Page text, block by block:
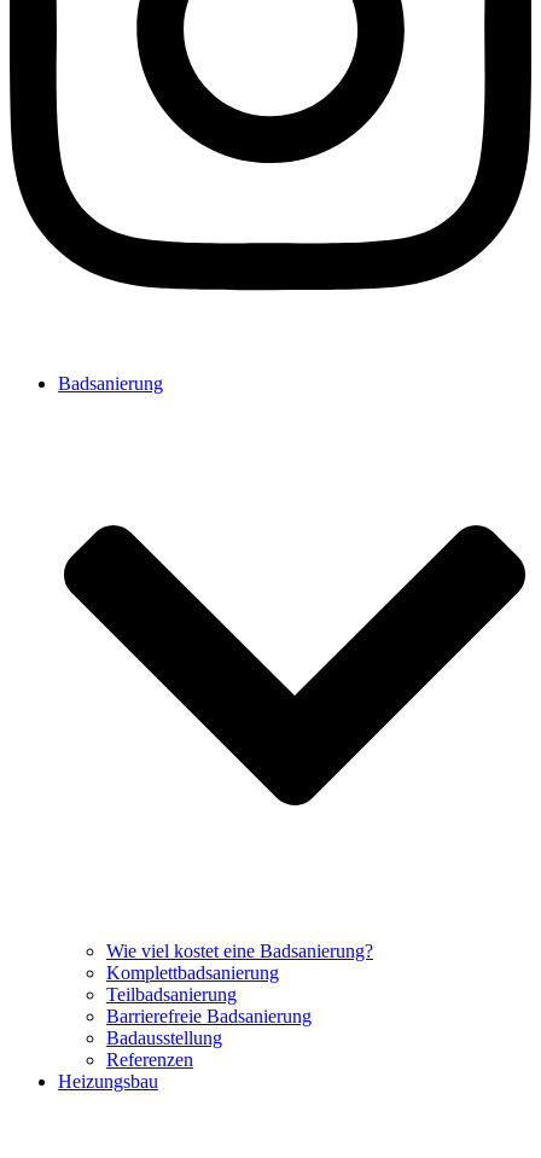
Badsanierung
Wie viel kostet eine Badsanierung?
Komplettbadsanierung
Teilbadsanierung
Barrierefreie Badsanierung
Badausstellung
Referenzen
Heizungsbau